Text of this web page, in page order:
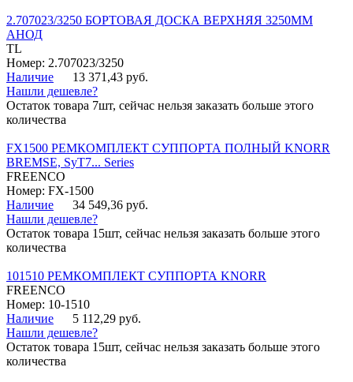
2.707023/3250 БОРТОВАЯ ДОСКА ВЕРХНЯЯ 3250ММ
АНОД
TL
Номер: 2.707023/3250
Наличие
13 371,43 руб.
Нашли дешевле?
Остаток товара 7шт, сейчас нельзя заказать больше этого
количества
FX1500 РЕМКОМПЛЕКТ СУППОРТА ПОЛНЫЙ KNORR
BREMSE, SyT7... Series
FREENCO
Номер: FX-1500
Наличие
34 549,36 руб.
Нашли дешевле?
Остаток товара 15шт, сейчас нельзя заказать больше этого
количества
101510 РЕМКОМПЛЕКТ СУППОРТА KNORR
FREENCO
Номер: 10-1510
Наличие
5 112,29 руб.
Нашли дешевле?
Остаток товара 15шт, сейчас нельзя заказать больше этого
количества